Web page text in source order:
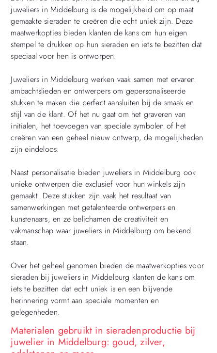
juweliers in Middelburg is de mogelijkheid om op maat
gemaakte sieraden te creëren die echt uniek zijn. Deze
maatwerkopties bieden klanten de kans om hun eigen
stempel te drukken op hun sieraden en iets te bezitten dat
speciaal voor hen is ontworpen.
Juweliers in Middelburg werken vaak samen met ervaren
ambachtslieden en ontwerpers om gepersonaliseerde
stukken te maken die perfect aansluiten bij de smaak en
stijl van de klant. Of het nu gaat om het graveren van
initialen, het toevoegen van speciale symbolen of het
creëren van een geheel nieuw ontwerp, de mogelijkheden
zijn eindeloos.
Naast personalisatie bieden juweliers in Middelburg ook
unieke ontwerpen die exclusief voor hun winkels zijn
gemaakt. Deze stukken zijn vaak het resultaat van
samenwerkingen met getalenteerde ontwerpers en
kunstenaars, en ze belichamen de creativiteit en
vakmanschap waar juweliers in Middelburg om bekend
staan.
Over het geheel genomen bieden de maatwerkopties voor
sieraden bij juweliers in Middelburg klanten de kans om
iets te bezitten dat echt uniek is en een blijvende
herinnering vormt aan speciale momenten en
gelegenheden.
Materialen gebruikt in sieradenproductie bij
juwelier in Middelburg: goud, zilver,